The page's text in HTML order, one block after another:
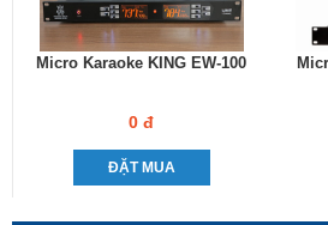
Micro Karaoke KING EW-100
0 đ
ĐẶT MUA